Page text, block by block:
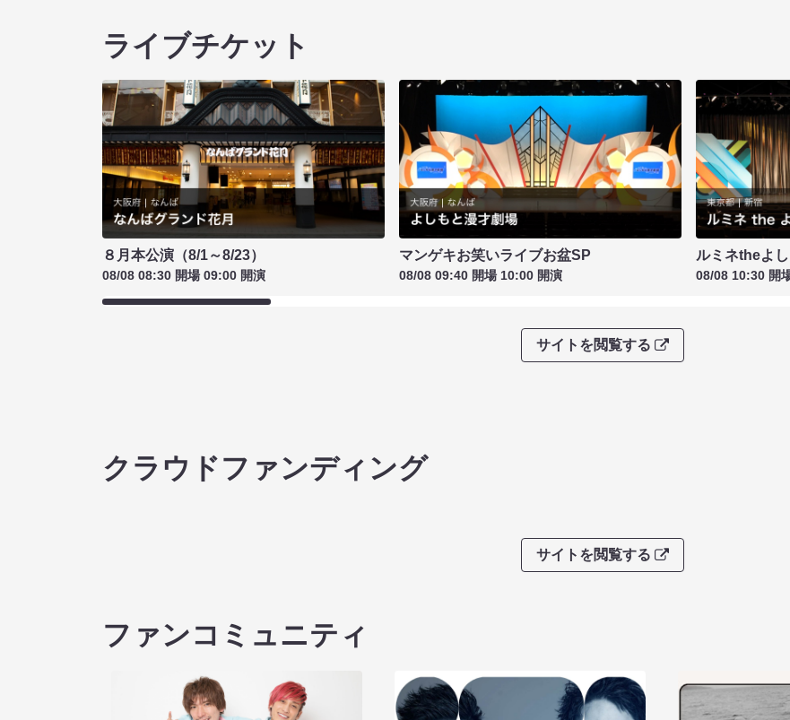
ライブチケット
８月本公演（8/1～8/23）
08/08 08:30 開場 09:00 開演
マンゲキお笑いライブお盆SP
08/08 09:40 開場 10:00 開演
ルミネtheよ
08/08 10:30 開
サイトを閲覧する
クラウドファンディング
サイトを閲覧する
ファンコミュニティ